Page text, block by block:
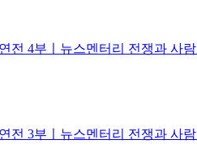
전 4부ㅣ뉴스멘터리 전쟁과 사람
전 3부ㅣ뉴스멘터리 전쟁과 사람